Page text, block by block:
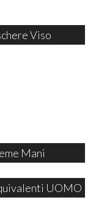
Viso
Mani
UOMO